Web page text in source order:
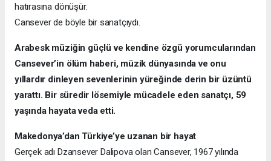
hatırasına dönüşür.
Cansever de böyle bir sanatçıydı.
Arabesk müziğin güçlü ve kendine özgü yorumcularından
Cansever’in ölüm haberi, müzik dünyasında ve onu
yıllardır dinleyen sevenlerinin yüreğinde derin bir üzüntü
yarattı. Bir süredir lösemiyle mücadele eden sanatçı, 59
yaşında hayata veda etti.
Makedonya’dan Türkiye’ye uzanan bir hayat
Gerçek adı Dzansever Dalipova olan Cansever, 1967 yılında